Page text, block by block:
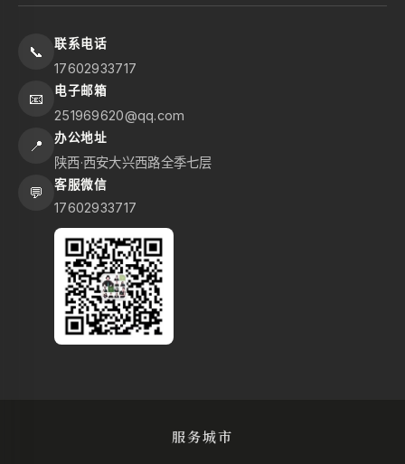
📞 联系电话
17602933717
📧 电子邮箱
251969620@qq.com
📍 办公地址
陕西·西安大兴西路全季七层
💬 客服微信
17602933717
服务城市